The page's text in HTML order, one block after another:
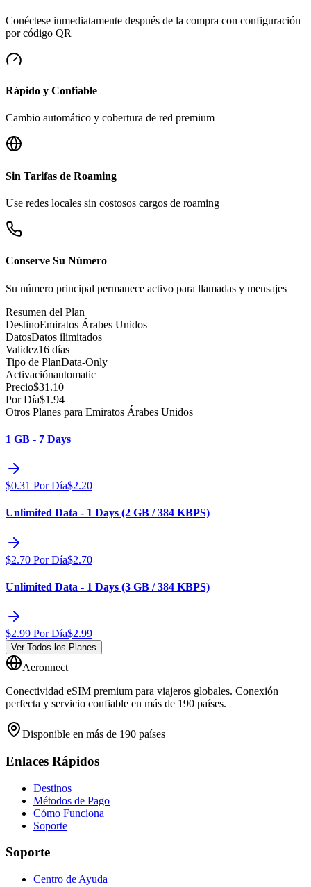
Conéctese inmediatamente después de la compra con configuración
por código QR
Rápido y Confiable
Cambio automático y cobertura de red premium
Sin Tarifas de Roaming
Use redes locales sin costosos cargos de roaming
Conserve Su Número
Su número principal permanece activo para llamadas y mensajes
Resumen del Plan
DestinoEmiratos Árabes Unidos
DatosDatos ilimitados
Validez16 días
Tipo de PlanData-Only
Activaciónautomatic
Precio$31.10
Por Día$1.94
Otros Planes para Emiratos Árabes Unidos
1 GB - 7 Days
$0.31 Por Día$2.20
Unlimited Data - 1 Days (2 GB / 384 KBPS)
$2.70 Por Día$2.70
Unlimited Data - 1 Days (3 GB / 384 KBPS)
$2.99 Por Día$2.99
Ver Todos los Planes
Aeronnect
Conectividad eSIM premium para viajeros globales. Conexión
perfecta y servicio confiable en más de 190 países.
Disponible en más de 190 países
Enlaces Rápidos
Destinos
Métodos de Pago
Cómo Funciona
Soporte
Soporte
Centro de Ayuda